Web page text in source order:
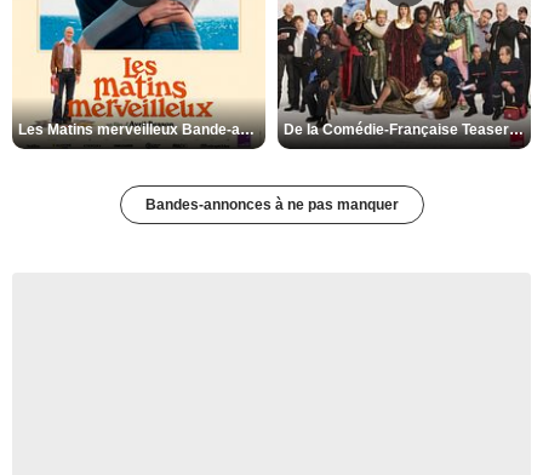
Les Matins merveilleux Bande-annonce VF De la Comédie-Française Teaser VF
Bandes-annonces à ne pas manquer